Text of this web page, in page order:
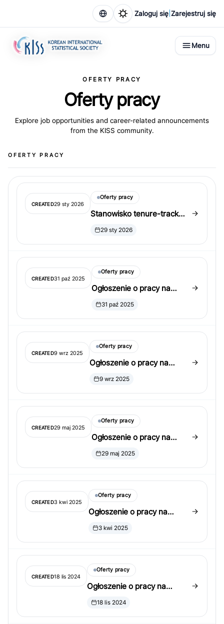
Zaloguj się Zarejestruj się
Menu
OFERTY PRACY
Oferty pracy
Explore job opportunities and career-related announcements
from the KISS community.
OFERTY PRACY
CREATED29 sty 2026
Oferty pracy
Stanowisko tenure-track
Assistant Professor,
29 sty 2026
CREATED31 paź 2025
Oferty pracy
Ogłoszenie o pracy na
University of Cincinnati
31 paź 2025
CREATED9 wrz 2025
Oferty pracy
Ogłoszenie o pracy na
UNIST w Korea
9 wrz 2025
CREATED29 maj 2025
Oferty pracy
Ogłoszenie o pracy na
Yonsei University
29 maj 2025
CREATED3 kwi 2025
Oferty pracy
Ogłoszenie o pracy na
Sungkyunkwan University
3 kwi 2025
CREATED18 lis 2024
Oferty pracy
Ogłoszenie o pracy na
University of Cincinnati
18 lis 2024